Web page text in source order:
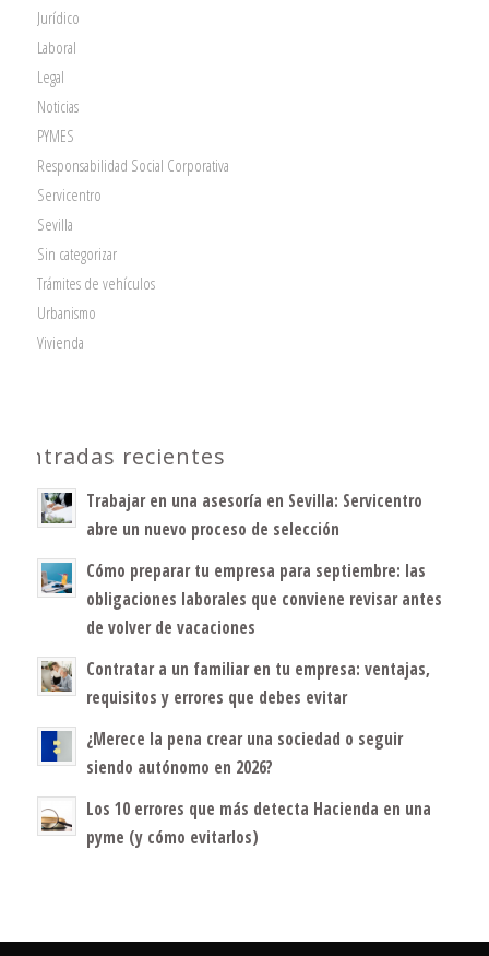
Jurídico
Laboral
Legal
Noticias
PYMES
Responsabilidad Social Corporativa
Servicentro
Sevilla
Sin categorizar
Trámites de vehículos
Urbanismo
Vivienda
Entradas recientes
Trabajar en una asesoría en Sevilla: Servicentro
abre un nuevo proceso de selección
Cómo preparar tu empresa para septiembre: las
obligaciones laborales que conviene revisar antes
de volver de vacaciones
Contratar a un familiar en tu empresa: ventajas,
requisitos y errores que debes evitar
¿Merece la pena crear una sociedad o seguir
siendo autónomo en 2026?
Los 10 errores que más detecta Hacienda en una
pyme (y cómo evitarlos)